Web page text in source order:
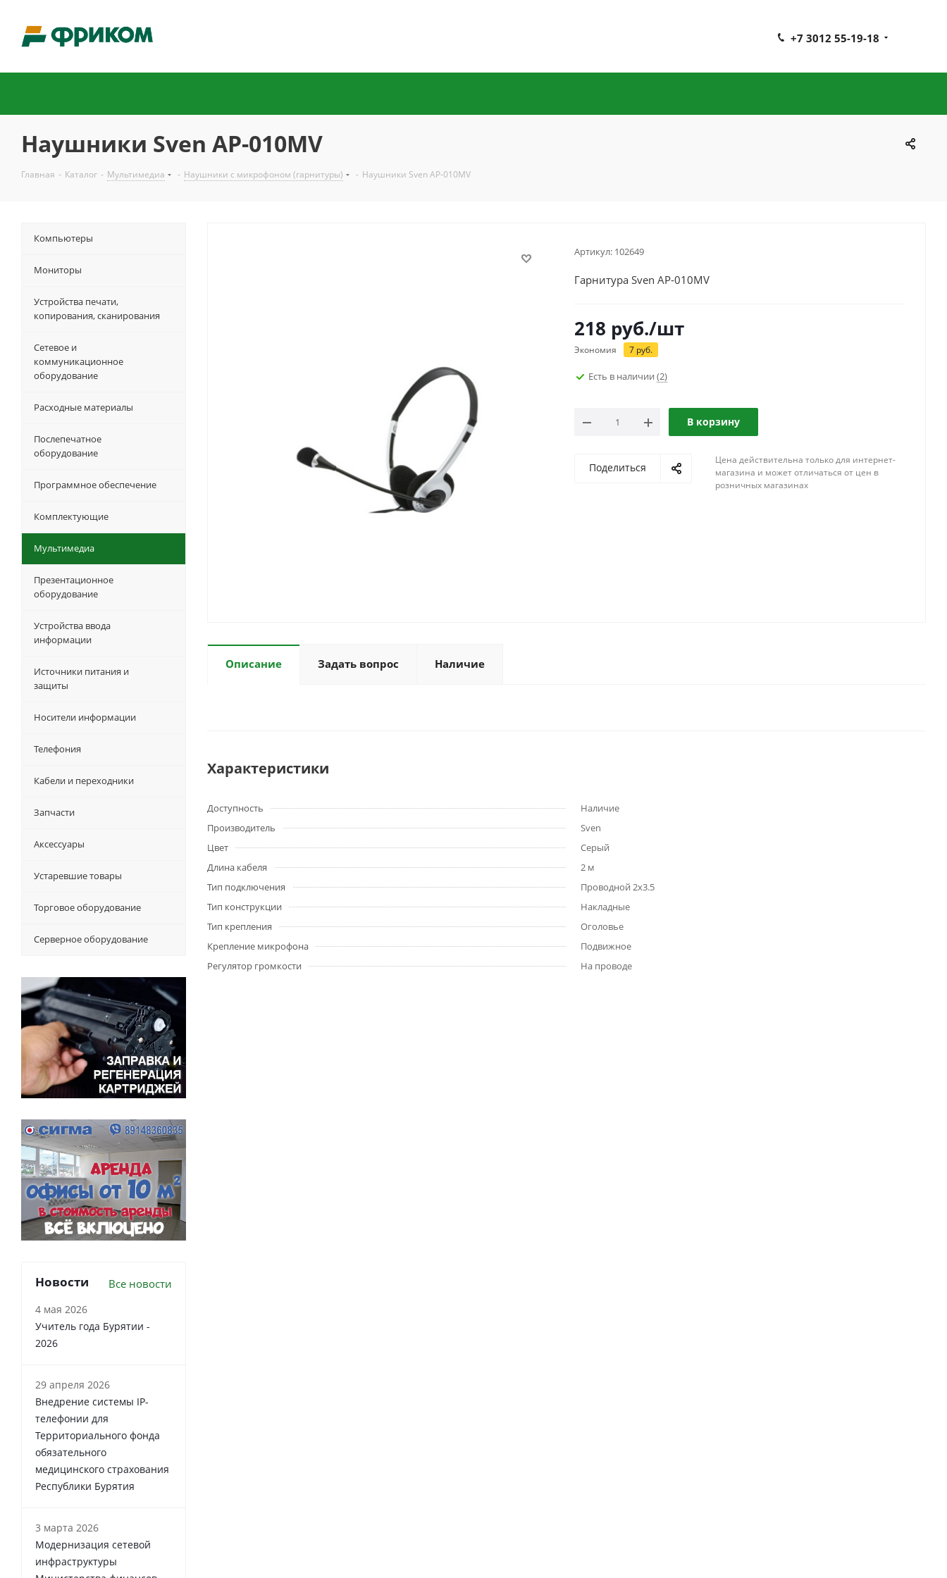
+7 3012 55-19-18
Наушники Sven AP-010MV
Главная - Каталог - Мультимедиа - Наушники с микрофоном (гарнитуры) - Наушники Sven AP-010MV
Артикул: 102649
Гарнитура Sven AP-010MV
218 руб./шт
Экономия 7 руб.
Есть в наличии (2)
В корзину
Поделиться
Цена действительна только для интернет-
магазина и может отличаться от цен в
розничных магазинах
Описание Задать вопрос Наличие
Характеристики
Доступность
Наличие
Производитель
Sven
Цвет
Серый
Длина кабеля
2 м
Тип подключения
Проводной 2х3.5
Тип конструкции
Накладные
Тип крепления
Оголовье
Крепление микрофона
Подвижное
Регулятор громкости
На проводе
Компьютеры
Мониторы
Устройства печати,
копирования, сканирования
Сетевое и
коммуникационное
оборудование
Расходные материалы
Послепечатное
оборудование
Программное обеспечение
Комплектующие
Мультимедиа
Презентационное
оборудование
Устройства ввода
информации
Источники питания и
защиты
Носители информации
Телефония
Кабели и переходники
Запчасти
Аксессуары
Устаревшие товары
Торговое оборудование
Серверное оборудование
Новости Все новости
4 мая 2026
Учитель года Бурятии -
2026
29 апреля 2026
Внедрение системы IP-
телефонии для
Территориального фонда
обязательного
медицинского страхования
Республики Бурятия
3 марта 2026
Модернизация сетевой
инфраструктуры